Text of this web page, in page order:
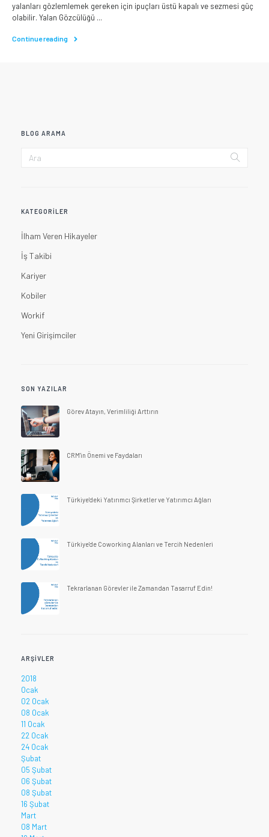
yalanları gözlemlemek gereken için ipuçları üstü kapalı ve sezmesi güç
olabilir. Yalan Gözcülüğü ...
Continue reading
BLOG ARAMA
KATEGORILER
İlham Veren Hikayeler
İş Takibi
Kariyer
Kobiler
Workif
Yeni Girişimciler
SON YAZILAR
Görev Atayın, Verimliliği Arttırın
CRM'in Önemi ve Faydaları
Türkiye'deki Yatırımcı Şirketler ve Yatırımcı Ağları
Türkiye'de Coworking Alanları ve Tercih Nedenleri
Tekrarlanan Görevler ile Zamandan Tasarruf Edin!
ARŞIVLER
2018
Ocak
02 Ocak
08 Ocak
11 Ocak
22 Ocak
24 Ocak
Şubat
05 Şubat
06 Şubat
08 Şubat
16 Şubat
Mart
08 Mart